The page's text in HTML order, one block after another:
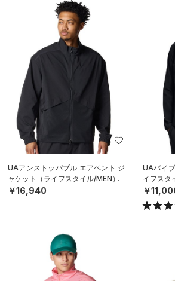
UAアンストッパブル エアベント ジ
ャケット（ライフスタイル/MEN）
￥16,940
UAバイ
イフスタ
￥